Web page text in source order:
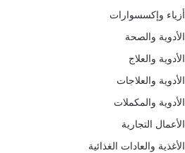
أزياء وإكسسوارات
الأدوية والصحة
الأدوية والعلاج
الأدوية والعلاجات
الأدوية والمكملات
الأعمال التجارية
الأغذية والعادات الغذائية